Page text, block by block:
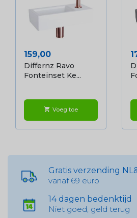
Prijs
159,00
Differnz Ravo
Fonteinset Ke...
shopping_cart Voeg toe
Gratis verzending
vanaf 69 euro
14 dagen bedenktijd
Niet goed, geld terug